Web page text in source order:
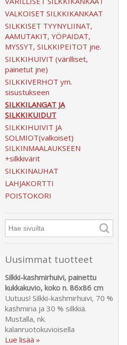
VALKOISET SILKKIKANKAAT
SILKKISET TYYNYLIINAT,
AAMUTAKIT, YÖPAIDAT,
MYSSYT, SILKKIPEITOT jne.
SILKKIHUIVIT (värilliset,
painetut jne)
SILKKIVERHOT ym.
sisustukseen
SILKKILANGAT JA
SILKKIKUIDUT
SILKKIHUIVIT JA
SOLMIOT(valkoiset)
SILKINMAALAUKSEEN
+silkkivärit
SILKKINAUHAT
LAHJAKORTTI
POISTOKORI
Uusimmat tuotteet
Silkki-kashmirhuivi, painettu
kukkakuvio, koko n. 86x86 cm
Uutuus! Silkki-kashmirhuivi, 70 %
kashmiria ja 30 % silkkiä.
Mustalla, nk.
kalanruotokuvioisella
Lue lisää »